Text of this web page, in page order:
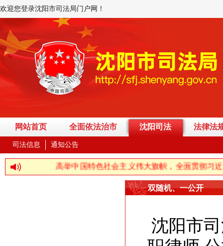
欢迎您登录沈阳市司法局门户网！
网站首页 全面依法治市 沈阳司法 法律法
司法信息 通知公告
高举中国特色社会主义伟大旗帜，全面贯彻习近平新时
双随机、一公开
沈阳市